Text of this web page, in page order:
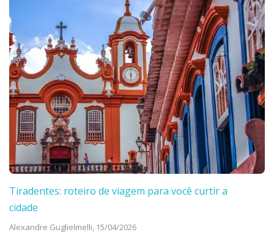
Tiradentes: roteiro de viagem para você curtir a
cidade
Alexandre Guglielmelli, 15/04/2026